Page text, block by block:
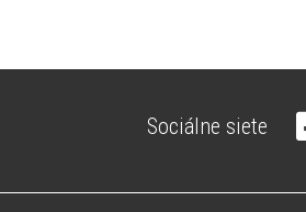
Sociálne siete